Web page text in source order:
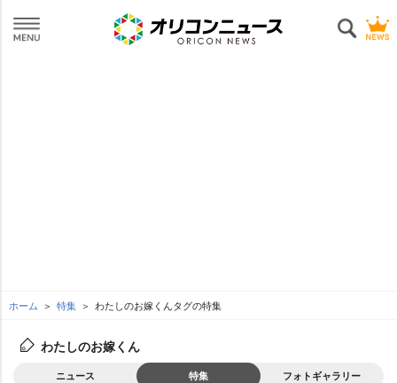
ホーム 特集 わたしのお嫁くんタグの特集
わたしのお嫁くん
ニュース 特集 フォトギャラリー